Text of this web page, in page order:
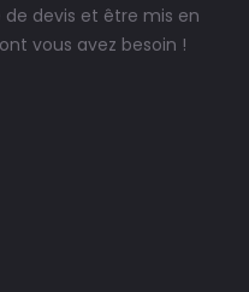
devis et être mis en
vous avez besoin !